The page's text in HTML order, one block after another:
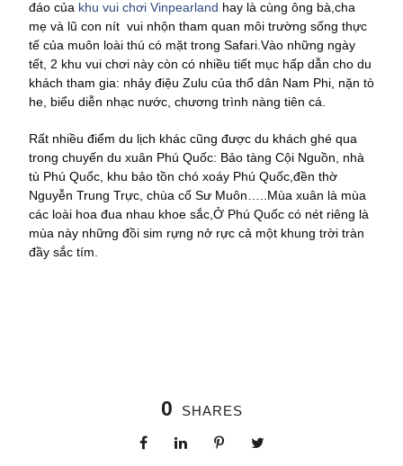
đáo của khu vui chơi Vinpearland hay là cùng ông bà,cha
mẹ và lũ con nít vui nhộn tham quan môi trường sống thực
tế của muôn loài thú có mặt trong Safari.Vào những ngày
tết, 2 khu vui chơi này còn có nhiều tiết mục hấp dẫn cho du
khách tham gia: nhảy điệu Zulu của thổ dân Nam Phi, nặn tò
he, biểu diễn nhạc nước, chương trình nàng tiên cá.
Rất nhiều điểm du lịch khác cũng được du khách ghé qua
trong chuyến du xuân Phú Quốc: Bảo tàng Cội Nguồn, nhà
tù Phú Quốc, khu bảo tồn chó xoáy Phú Quốc,đền thờ
Nguyễn Trung Trực, chùa cổ Sư Muôn…..Mùa xuân là mùa
các loài hoa đua nhau khoe sắc,Ở Phú Quốc có nét riêng là
mùa này những đồi sim rựng nở rực cả một khung trời tràn
đầy sắc tím.
0 SHARES